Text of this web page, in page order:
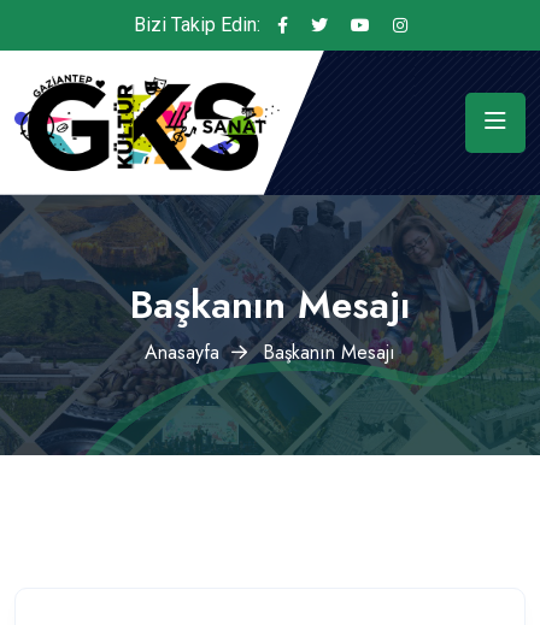
Bizi Takip Edin:
Başkanın Mesajı
Anasayfa Başkanın Mesajı